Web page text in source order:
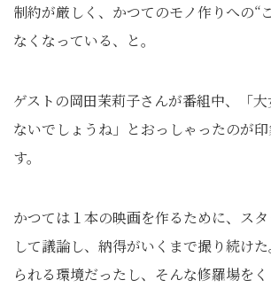
制約が厳しく、かつてのモノ作りへの“
なくなっている、と。
ゲストの岡田茉莉子さんが番組中、「
ないでしょうね」とおっしゃったのが
す。
かつては１本の映画を作るために、ス
して議論し、納得がいくまで撮り続け
られる環境だったし、そんな修羅場を